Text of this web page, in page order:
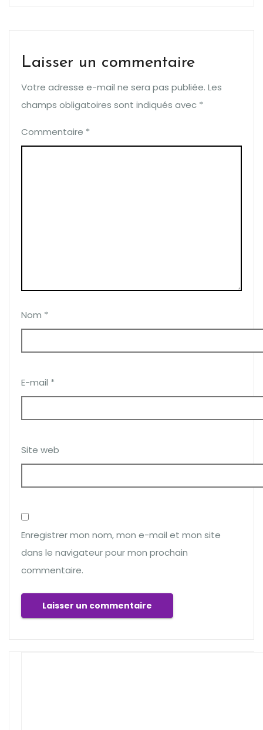
Laisser un commentaire
Votre adresse e-mail ne sera pas publiée. Les
champs obligatoires sont indiqués avec *
Commentaire *
Nom *
E-mail *
Site web
Enregistrer mon nom, mon e-mail et mon site
dans le navigateur pour mon prochain
commentaire.